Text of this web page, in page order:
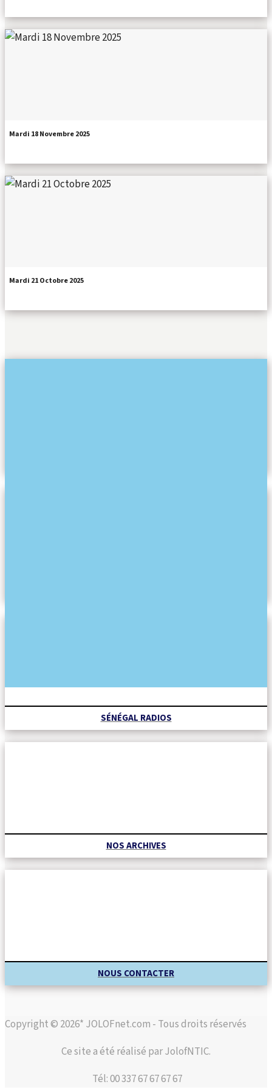
Mardi 18 Novembre 2025
Mardi 21 Octobre 2025
SÉNÉGAL RADIOS
NOS ARCHIVES
NOUS CONTACTER
Copyright © 2026* JOLOFnet.com - Tous droits réservés
Ce site a été réalisé par JolofNTIC.
Tél: 00 337 67 67 67 67